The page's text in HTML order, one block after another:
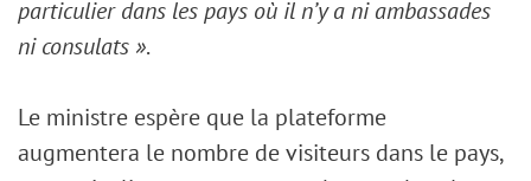
particulier dans les pays où il n’y a ni ambassades
ni consulats ».
Le ministre espère que la plateforme
augmentera le nombre de visiteurs dans le pays,